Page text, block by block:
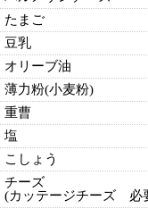
たまご
豆乳
オリーブ油
薄力粉(小麦粉)
重曹
塩
こしょう
チーズ
(カッテージチーズ 必